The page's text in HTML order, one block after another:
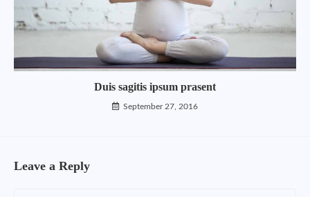
Duis sagitis ipsum prasent
September 27, 2016
Leave a Reply